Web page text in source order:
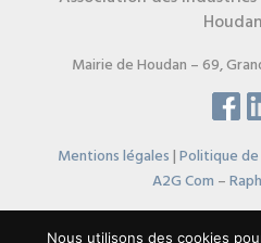
Mairie de Houdan – 69,
Mentions légales|Politique
A2G Com –
Nous utilisons des cookies